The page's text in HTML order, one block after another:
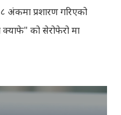
अंकमा प्रशारण गरिएको
को सेरोफेरो मा
नै छौँ । हामीले भनिरहनुपर्दैन,